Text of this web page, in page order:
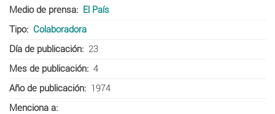
Medio de prensa
El País
Tipo
Colaboradora
Día de publicación
23
Mes de publicación
4
Año de publicación
1974
Menciona a